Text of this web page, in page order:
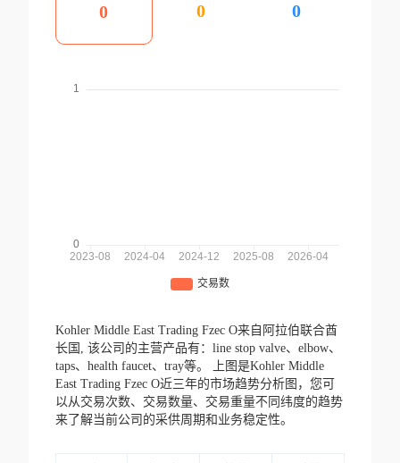
0 0 0
Kohler Middle East Trading Fzec O来自阿拉伯联合酋
长国, 该公司的主营产品有：line stop valve、elbow、
taps、health faucet、tray等。
上图是Kohler Middle
East Trading Fzec O近三年的市场趋势分析图，您可
以从交易次数、交易数量、交易重量不同纬度的趋势
来了解当前公司的采供周期和业务稳定性。